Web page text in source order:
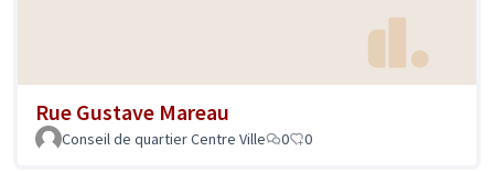
Rue Gustave Mareau
Conseil de quartier Centre Ville 0 0